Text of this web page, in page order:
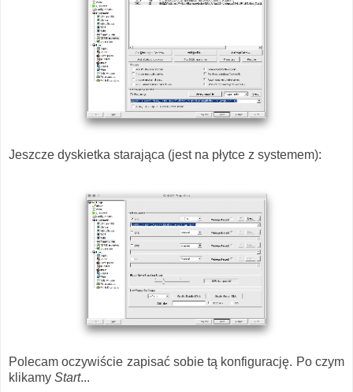
Jeszcze dyskietka starająca (jest na płytce z systemem):
Polecam oczywiście zapisać sobie tą konfigurację. Po czym
klikamy Start...